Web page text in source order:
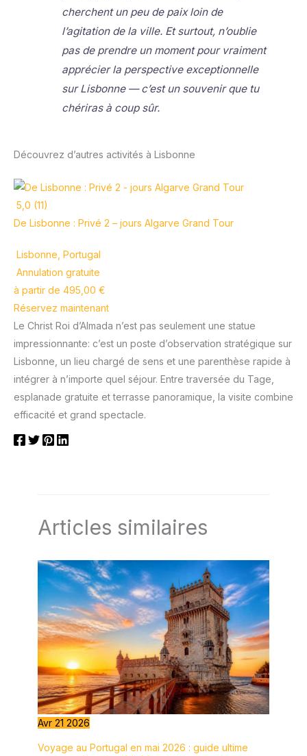
cherchent un peu de paix loin de
l’agitation de la ville. Et surtout, n’oublie
pas de prendre un moment pour vraiment
apprécier la perspective exceptionnelle
sur Lisbonne — c’est un souvenir que tu
chériras à coup sûr.
Découvrez d’autres activités à Lisbonne
5,0 (11)
De Lisbonne : Privé 2 – jours Algarve Grand Tour
Lisbonne, Portugal
Annulation gratuite
à partir de 495,00 €
Réservez maintenant
Le Christ Roi d’Almada n’est pas seulement une statue
impressionnante: c’est un poste d’observation stratégique sur
Lisbonne, un lieu chargé de sens et une parenthèse rapide à
intégrer à n’importe quel séjour. Entre traversée du Tage,
esplanade gratuite et terrasse panoramique, la visite combine
efficacité et grand spectacle.
Articles similaires
Avr 21 2026
Voyage au Portugal en mai 2026 : guide ultime